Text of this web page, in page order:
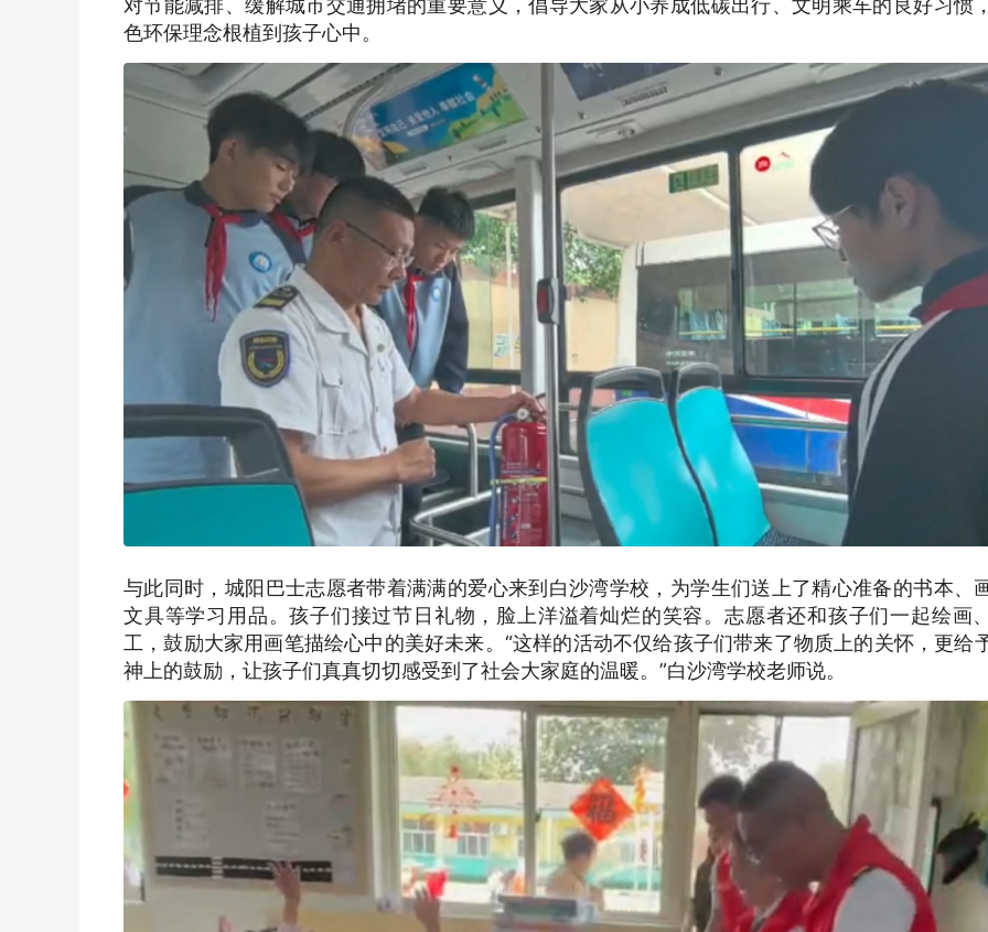
对节能减排、缓解城市交通拥堵的重要意义，倡导大家从小养成低碳出行、文明乘车的良好习惯
色环保理念根植到孩子心中。
与此同时，城阳巴士志愿者带着满满的爱心来到白沙湾学校，为学生们送上了精心准备的书本、
文具等学习用品。孩子们接过节日礼物，脸上洋溢着灿烂的笑容。志愿者还和孩子们一起绘画
工，鼓励大家用画笔描绘心中的美好未来。“这样的活动不仅给孩子们带来了物质上的关怀，更给
神上的鼓励，让孩子们真真切切感受到了社会大家庭的温暖。”白沙湾学校老师说。